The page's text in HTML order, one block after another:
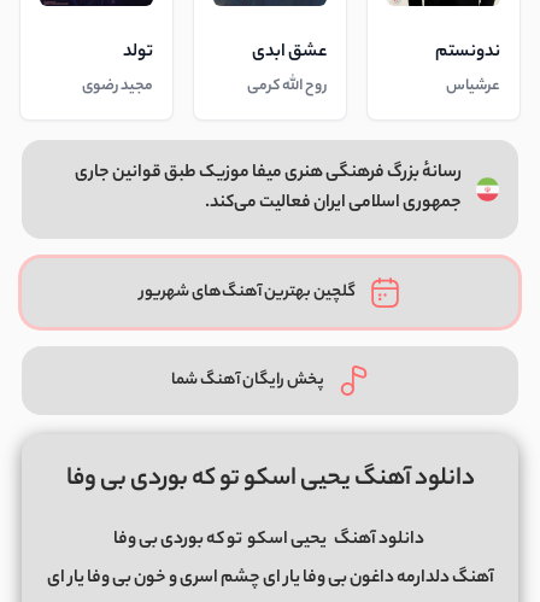
ندونستم
عرشیاس
عشق ابدی
روح الله کرمی
تولد
مجید رضوی
رسانهٔ بزرگ فرهنگی هنری میفا موزیک طبق قوانین جاری
جمهوری اسلامی ایران فعالیت می‌کند.
گلچین بهترین آهنگ‌های شهریور
پخش رایگان آهنگ شما
دانلود آهنگ یحیی اسکو تو که بوردی بی وفا
دانلود آهنگ یحیی اسکوتو که بوردی بی وفا
آهنگ دلدارمه داغون بی وفا یار ای چشم اسری و خون بی وفا یار ای